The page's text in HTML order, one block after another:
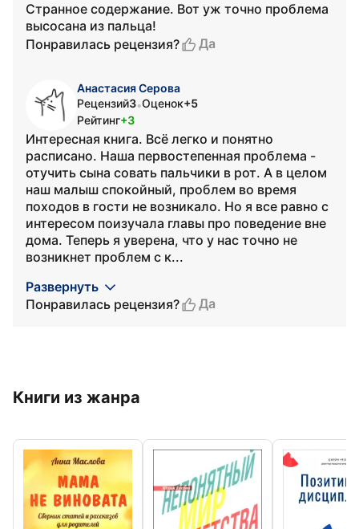
Странное содержание. Вот уж точно проблема
высосана из пальца!
Понравилась рецензия?
Да
Анастасия Серова
Рецензий3•Оценок+5
Рейтинг+3
Интересная книга. Всё легко и понятно
расписано. Наша первостепенная проблема -
отучить сына совать пальчики в рот. А в целом
наш малыш спокойный, проблем во время
походов в гости не возникало. Но я все равно с
интересом поизучала главы про поведение вне
дома. Теперь я уверена, что у нас точно не
возникнет проблем с к...
Развернуть
Понравилась рецензия?
Да
Книги из жанра